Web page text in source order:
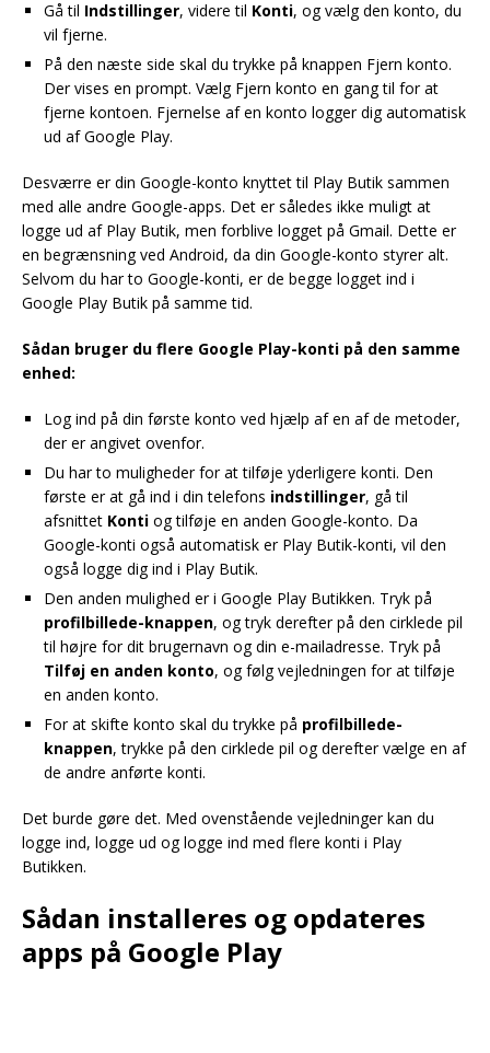
Gå til Indstillinger, videre til Konti, og vælg den konto, du
vil fjerne.
På den næste side skal du trykke på knappen Fjern konto.
Der vises en prompt. Vælg Fjern konto en gang til for at
fjerne kontoen. Fjernelse af en konto logger dig automatisk
ud af Google Play.
Desværre er din Google-konto knyttet til Play Butik sammen
med alle andre Google-apps. Det er således ikke muligt at
logge ud af Play Butik, men forblive logget på Gmail. Dette er
en begrænsning ved Android, da din Google-konto styrer alt.
Selvom du har to Google-konti, er de begge logget ind i
Google Play Butik på samme tid.
Sådan bruger du flere Google Play-konti på den samme
enhed:
Log ind på din første konto ved hjælp af en af de metoder,
der er angivet ovenfor.
Du har to muligheder for at tilføje yderligere konti. Den
første er at gå ind i din telefons indstillinger, gå til
afsnittet Konti og tilføje en anden Google-konto. Da
Google-konti også automatisk er Play Butik-konti, vil den
også logge dig ind i Play Butik.
Den anden mulighed er i Google Play Butikken. Tryk på
profilbillede-knappen, og tryk derefter på den cirklede pil
til højre for dit brugernavn og din e-mailadresse. Tryk på
Tilføj en anden konto, og følg vejledningen for at tilføje
en anden konto.
For at skifte konto skal du trykke på profilbillede-
knappen, trykke på den cirklede pil og derefter vælge en af
de andre anførte konti.
Det burde gøre det. Med ovenstående vejledninger kan du
logge ind, logge ud og logge ind med flere konti i Play
Butikken.
Sådan installeres og opdateres
apps på Google Play